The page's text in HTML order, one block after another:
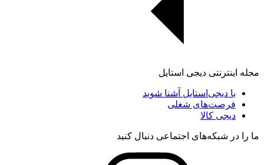
مجله اینترنتی دیجی استایل
با دیجی‌استایل آشنا شوید
فرصت‌های شغلی
دیجی کالا
ما را در شبکه‌های اجتماعی دنبال کنید